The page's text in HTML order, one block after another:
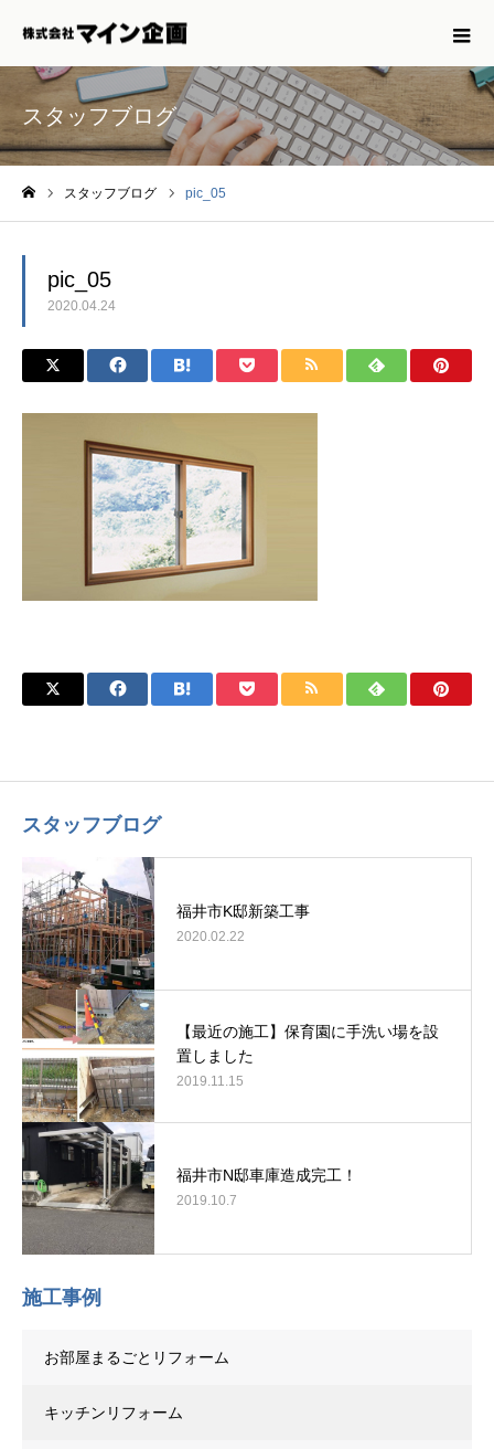
スタッフブログ
スタッフブログ pic_05
pic_05
2020.04.24
スタッフブログ
福井市K邸新築工事
2020.02.22
【最近の施工】保育園に手洗い場を設
置しました
2019.11.15
福井市N邸車庫造成完工！
2019.10.7
施工事例
お部屋まるごとリフォーム
キッチンリフォーム